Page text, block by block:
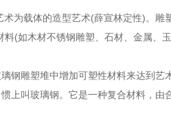
为载体的造型艺术(薛宣林定性)。
(如木材不锈钢雕塑、石材、金属、
钢雕塑堆中增加可塑性材料来达到
上叫玻璃钢。它是一种复合材料，由